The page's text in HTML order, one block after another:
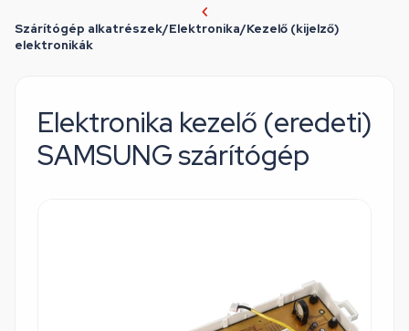
Szárítógép alkatrészek/Elektronika/Kezelő (kijelző)
elektronikák
Elektronika kezelő (eredeti)
SAMSUNG szárítógép